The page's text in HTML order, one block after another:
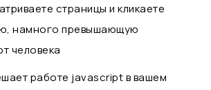
страницы и кликаете
намного превышающую
человека
работе javascript в вашем